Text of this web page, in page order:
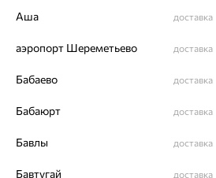
Политика конфеденциальности
Аша доставка
аэропорт Шереметьево доставка
Бабаево доставка
Бабаюрт доставка
Бавлы доставка
Бавтугай доставка